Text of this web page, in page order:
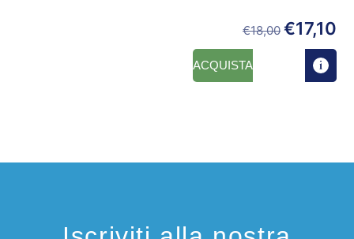
€18,00 €17,10
ACQUISTA